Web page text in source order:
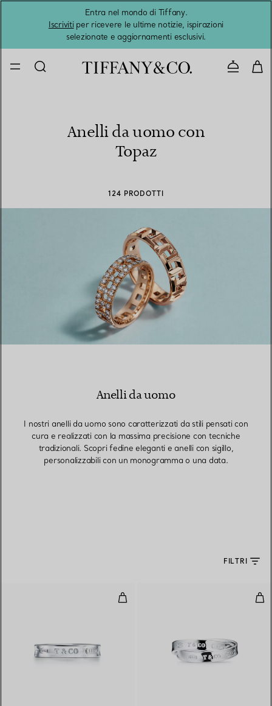
Entra nel mondo di Tiffany.
Iscrivitiper ricevere le ultime notizie, ispirazioni
selezionate e aggiornamenti esclusivi.
Anelli da uomo con
Topaz
124 PRODOTTI
Anelli da uomo
I nostri anelli da uomo sono caratterizzati da stili pensati con
cura e realizzati con la massima precisione con tecniche
tradizionali. Scopri fedine eleganti e anelli con sigillo,
personalizzabili con un monogramma o una data.
FILTRI
Anello in argento